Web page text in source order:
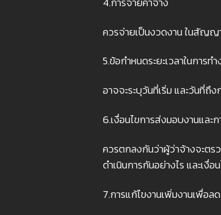
ควรจ่ายเป็นงวดงาน ในสัญญา
5.ข้อกำหนดระยะเวลาในการทำ
อาจจะระบุวันที่เริ่ม และวันที่ถึ
6.เงื่อนไขการส่งมอบงานและ
ควรตกลงกันว่าผู้ว่าจ้างจะตร
ดำเนินการกันอย่างไร และเงื่
7.การแก้ไขงานเพิ่มงานเพื่อล